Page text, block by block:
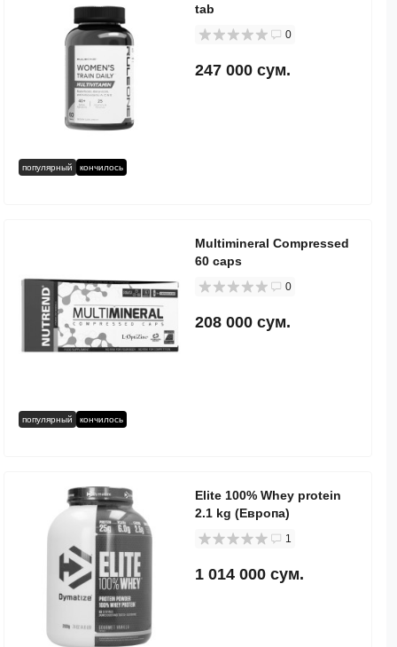
популярный кончилось
tab
0
247 000 сум.
популярный кончилось
Multimineral Compressed
60 caps
0
208 000 сум.
Elite 100% Whey protein
2.1 kg (Европа)
1
1 014 000 сум.